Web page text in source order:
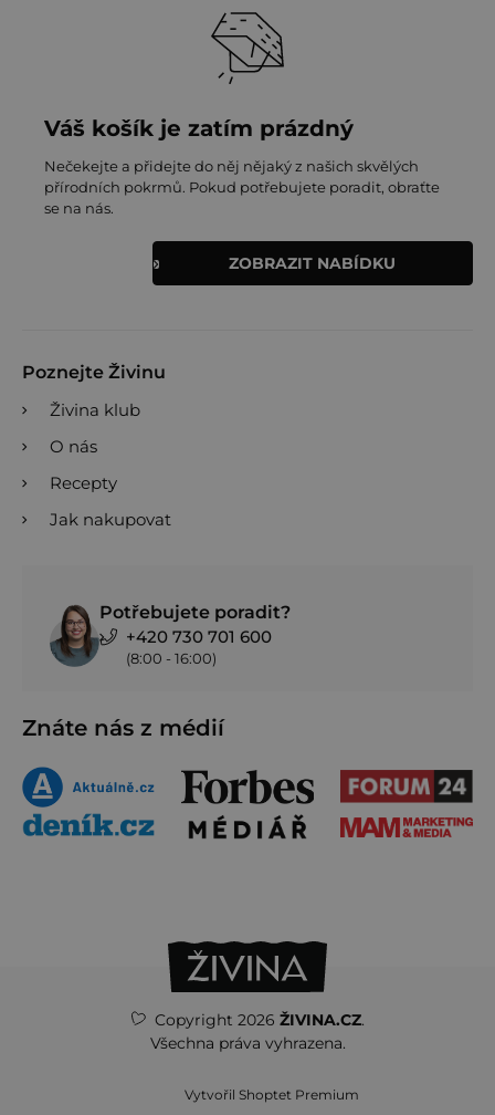
Váš košík je zatím prázdný
Nečekejte a přidejte do něj nějaký z našich skvělých
přírodních pokrmů. Pokud potřebujete poradit, obraťte
se na nás.
ZOBRAZIT NABÍDKU
Poznejte Živinu
Živina klub
O nás
Recepty
Jak nakupovat
Potřebujete poradit?
+420 730 701 600
(8:00 - 16:00)
Znáte nás z médií
Vytvořil Shoptet Premium
Copyright 2026 ŽIVINA.CZ.
Všechna práva vyhrazena.